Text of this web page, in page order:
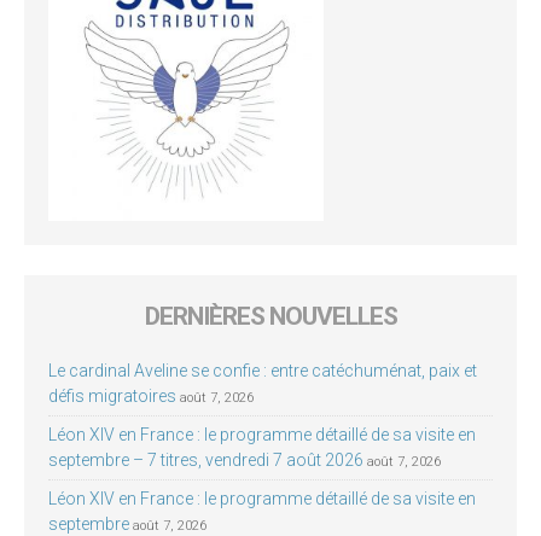
DERNIÈRES NOUVELLES
Le cardinal Aveline se confie : entre catéchuménat, paix et
défis migratoires août 7, 2026
Léon XIV en France : le programme détaillé de sa visite en
septembre – 7 titres, vendredi 7 août 2026 août 7, 2026
Léon XIV en France : le programme détaillé de sa visite en
septembre août 7, 2026